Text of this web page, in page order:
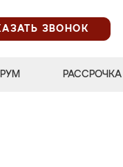
ЗВОНОК
РАССРОЧКА